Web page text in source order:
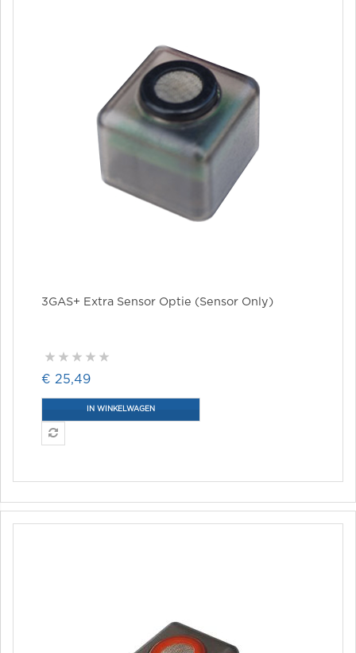
3GAS+ Extra Sensor Optie (sensor Only)
€ 25,49
IN WINKELWAGEN